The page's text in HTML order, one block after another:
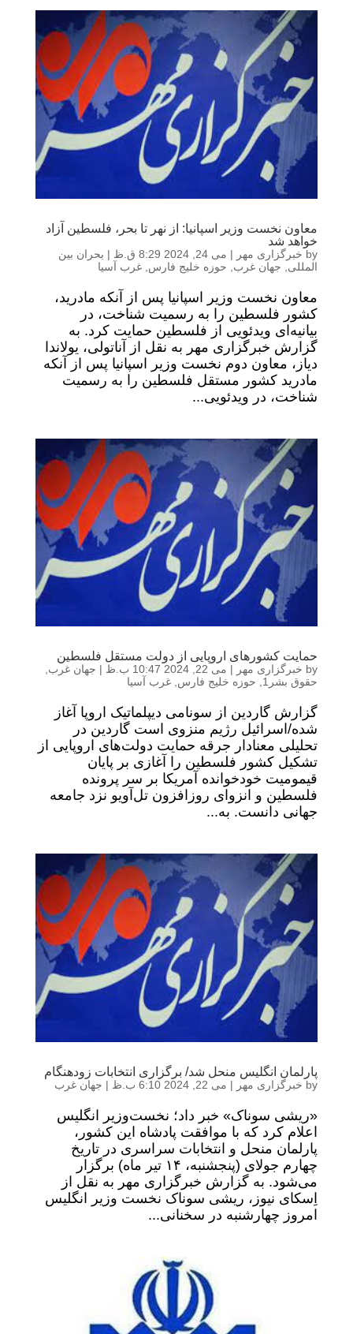
معاون نخست وزیر اسپانیا: از نهر تا بحر، فلسطین آزاد
خواهد شد
by خبرگزاری مهر | می 24, 2024 8:29 ق.ظ | بحران بین
المللی
جهان غرب حوزه خلیج فارس غرب آسیا
معاون نخست وزیر اسپانیا پس از آنکه مادرید،
کشور فلسطین را به رسمیت شناخت، در
بیانیه‌ای ویدئویی از فلسطین حمایت کرد. به
گزارش خبرگزاری مهر به نقل از آناتولی، یولاندا
دیاز، معاون دوم نخست وزیر اسپانیا پس از آنکه
مادرید کشور مستقل فلسطین را به رسمیت
شناخت، در ویدئویی...
حمایت کشورهای اروپایی از دولت مستقل فلسطین
by خبرگزاری مهر | می 22, 2024 10:47 ب.ظ | جهان غرب,
حقوق بشر1
, حوزه خلیج فارس, غرب آسیا
گزارش گاردین از سونامی دیپلماتیک اروپا آغاز
شده/اسرائیل رژیم منزوی است گاردین در
تحلیلی معنادار جرقه حمایت دولت‌های اروپایی از
تشکیل کشور فلسطین را آغازی بر پایان
قیمومیت خودخوانده آمریکا بر سر پرونده
فلسطین و انزوای روزافزون تل‌آویو نزد جامعه
جهانی دانست. به...
پارلمان انگلیس منحل شد/ برگزاری انتخابات زودهنگام
by خبرگزاری مهر | می 22, 2024 6:10 ب.ظ | جهان غرب
«ریشی سوناک» خبر داد؛ نخست‌وزیر انگلیس
اعلام کرد که با موافقت پادشاه این کشور،
پارلمان منحل و انتخابات سراسری در تاریخ
چهارم جولای (پنجشنبه، ۱۴ تیر ماه) برگزار
می‌شود. به گزارش خبرگزاری مهر به نقل از
اِسکای نیوز، ریشی سوناک نخست وزیر انگلیس
امروز چهارشنبه در سخنانی...